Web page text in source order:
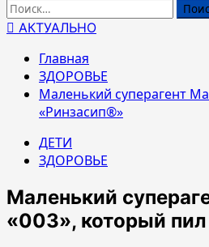
Найти:
АКТУАЛЬНО
Главная
ЗДОРОВЬЕ
Маленький суперагент
«Ринзасип®»
ДЕТИ
ЗДОРОВЬЕ
Маленький
«003», который